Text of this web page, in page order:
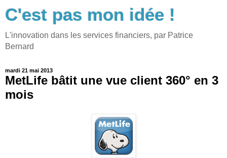
C'est pas mon idée !
L'innovation dans les services financiers, par Patrice
Bernard
mardi 21 mai 2013
MetLife bâtit une vue client 360° en 3
mois